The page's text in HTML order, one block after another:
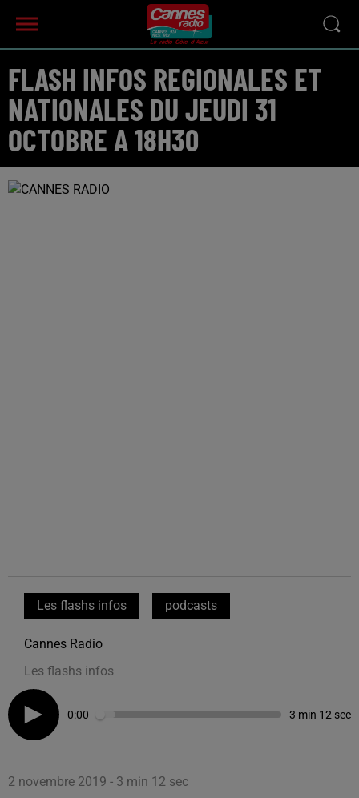
FLASH INFOS REGIONALES ET
NATIONALES DU JEUDI 31
OCTOBRE A 18H30
Les flashs infos podcasts
Cannes Radio
Les flashs infos
0:00 3 min 12 sec
2 novembre 2019 - 3 min 12 sec